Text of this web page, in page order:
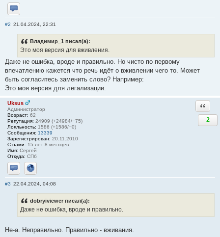
Отправить личное сообщение
#2 21.04.2024, 22:31
Владимир_1 писал(а):
Это моя версия для вживления.
Даже не ошибка, вроде и правильно. Но чисто по первому
впечатлению кажется что речь идёт о вживлении чего то. Может
быть согласитесь заменить слово? Например:
Это моя версия для легализации.
Uksus
Администратор
Возраст: 62
Репутация: 24909 (+24984/−75)
Лояльность: 1586 (+1586/−0)
Сообщения: 13339
Зарегистрирован: 20.11.2010
С нами: 15 лет 8 месяцев
Имя: Сергей
Откуда: СПб
Отправить личное сообщение
Сайт
2
#3 22.04.2024, 04:08
dobryiviewer писал(а):
Даже не ошибка, вроде и правильно.
Не-а. Неправильно. Правильно - вживания.